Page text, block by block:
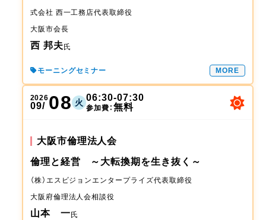
式会社 西一工務店代表取締役
大阪市会長
西 邦夫氏
モーニングセミナー MORE
2026
09/ 08 火 06:30-07:30
参加費：無料
大阪市倫理法人会
倫理と経営 ～大転換期を生き抜く～
（株）エスビジョンエンタープライズ代表取締役
大阪府倫理法人会相談役
山本 一氏